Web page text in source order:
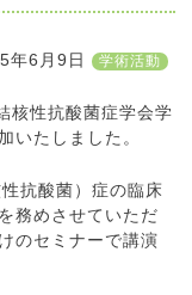
年6月9日 学術活動
核性抗酸菌症学会学
いたしました。
抗酸菌）症の臨床
務めさせていただ
のセミナーで講演